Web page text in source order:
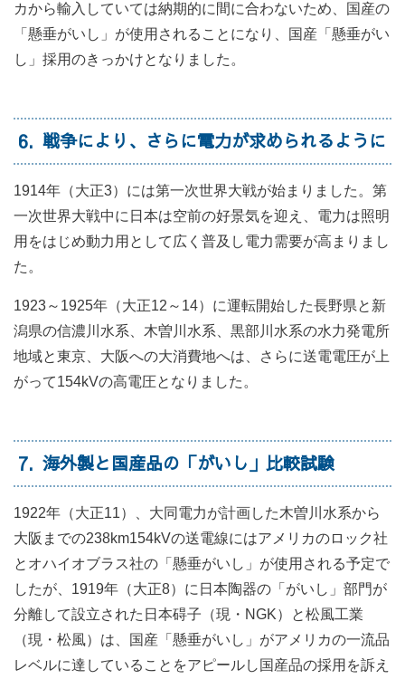
カから輸入していては納期的に間に合わないため、国産の
「懸垂がいし」が使用されることになり、国産「懸垂がい
し」採用のきっかけとなりました。
6 戦争により、さらに電力が求められるように
1914年（大正3）には第一次世界大戦が始まりました。第
一次世界大戦中に日本は空前の好景気を迎え、電力は照明
用をはじめ動力用として広く普及し電力需要が高まりまし
た。
1923～1925年（大正12～14）に運転開始した長野県と新
潟県の信濃川水系、木曽川水系、黒部川水系の水力発電所
地域と東京、大阪への大消費地へは、さらに送電電圧が上
がって154kVの高電圧となりました。
7 海外製と国産品の「がいし」比較試験
1922年（大正11）、大同電力が計画した木曽川水系から
大阪までの238km154kVの送電線にはアメリカのロック社
とオハイオブラス社の「懸垂がいし」が使用される予定で
したが、1919年（大正8）に日本陶器の「がいし」部門が
分離して設立された日本碍子（現・NGK）と松風工業
（現・松風）は、国産「懸垂がいし」がアメリカの一流品
レベルに達していることをアピールし国産品の採用を訴え